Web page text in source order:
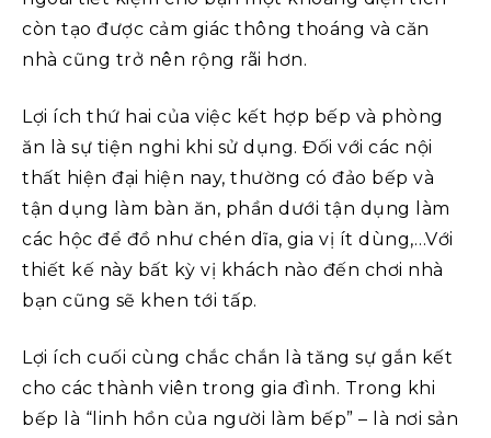
còn tạo được cảm giác thông thoáng và căn
nhà cũng trở nên rộng rãi hơn.
Lợi ích thứ hai của việc kết hợp bếp và phòng
ăn là sự tiện nghi khi sử dụng. Đối với các nội
thất hiện đại hiện nay, thường có đảo bếp và
tận dụng làm bàn ăn, phần dưới tận dụng làm
các hộc để đồ như chén dĩa, gia vị ít dùng,…Với
thiết kế này bất kỳ vị khách nào đến chơi nhà
bạn cũng sẽ khen tới tấp.
Lợi ích cuối cùng chắc chắn là tăng sự gắn kết
cho các thành viên trong gia đình. Trong khi
bếp là “linh hồn của người làm bếp” – là nơi sản